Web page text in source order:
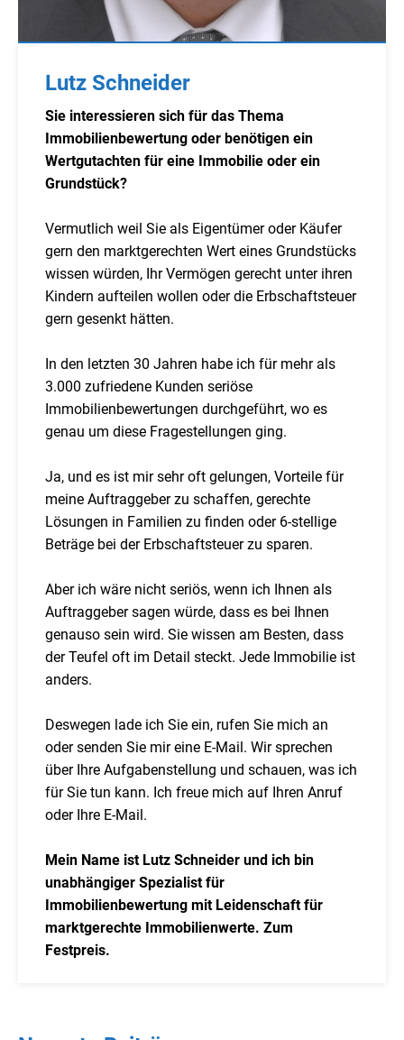
Lutz Schneider
Sie interessieren sich für das Thema
Immobilienbewertung oder benötigen ein
Wertgutachten für eine Immobilie oder ein
Grundstück?
Vermutlich weil Sie als Eigentümer oder Käufer
gern den marktgerechten Wert eines Grundstücks
wissen würden, Ihr Vermögen gerecht unter ihren
Kindern aufteilen wollen oder die Erbschaftsteuer
gern gesenkt hätten.
In den letzten 30 Jahren habe ich für mehr als
3.000 zufriedene Kunden seriöse
Immobilienbewertungen durchgeführt, wo es
genau um diese Fragestellungen ging.
Ja, und es ist mir sehr oft gelungen, Vorteile für
meine Auftraggeber zu schaffen, gerechte
Lösungen in Familien zu finden oder 6-stellige
Beträge bei der Erbschaftsteuer zu sparen.
Aber ich wäre nicht seriös, wenn ich Ihnen als
Auftraggeber sagen würde, dass es bei Ihnen
genauso sein wird. Sie wissen am Besten, dass
der Teufel oft im Detail steckt. Jede Immobilie ist
anders.
Deswegen lade ich Sie ein, rufen Sie mich an
oder senden Sie mir eine E-Mail. Wir sprechen
über Ihre Aufgabenstellung und schauen, was ich
für Sie tun kann. Ich freue mich auf Ihren Anruf
oder Ihre E-Mail.
Mein Name ist Lutz Schneider und ich bin
unabhängiger Spezialist für
Immobilienbewertung mit Leidenschaft für
marktgerechte Immobilienwerte. Zum
Festpreis.